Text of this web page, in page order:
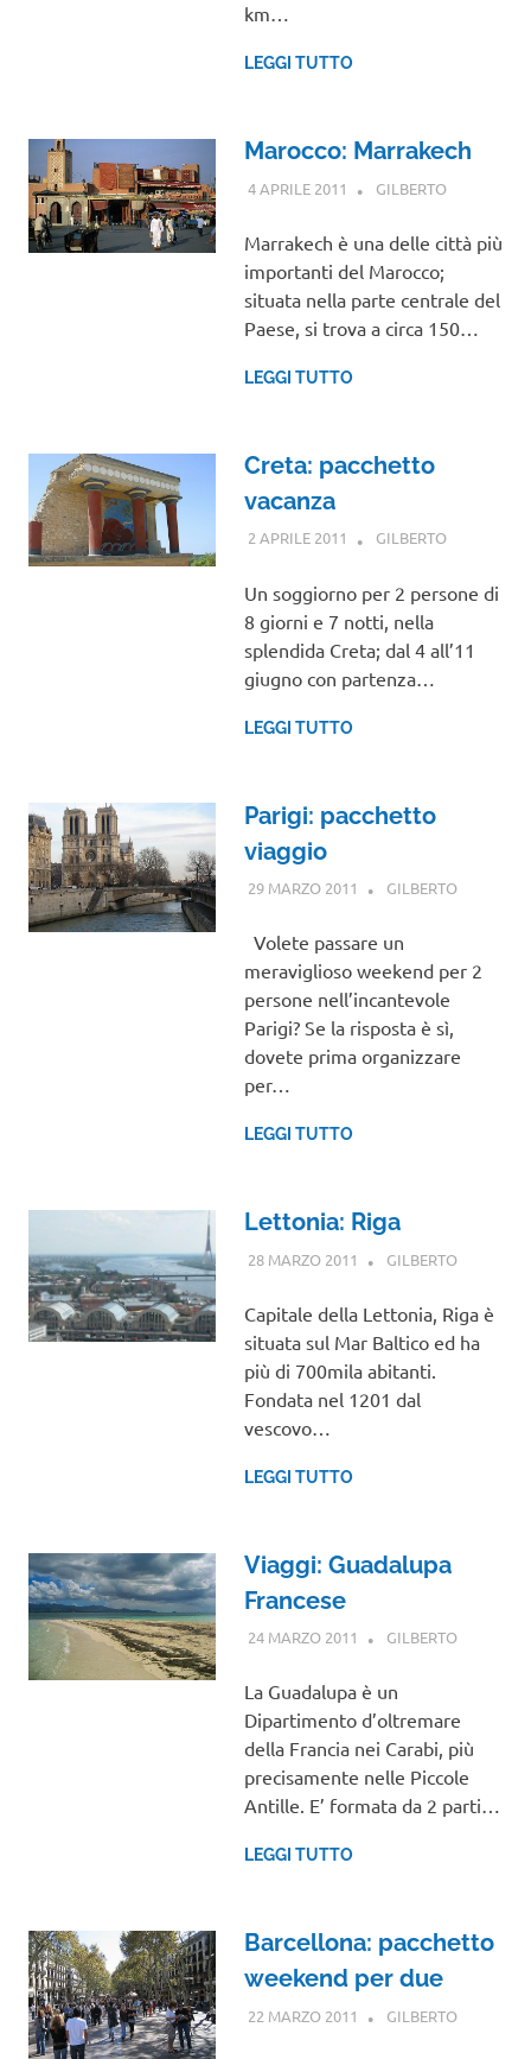
km…
LEGGI TUTTO
Marocco: Marrakech
4 APRILE 2011 GILBERTOAFRICA
MONDO
Marrakech è una delle città più
importanti del Marocco;
situata nella parte centrale del
Paese, si trova a circa 150…
LEGGI TUTTO
Creta: pacchetto
vacanza
2 APRILE 2011 GILBERTOGUIDE
Un soggiorno per 2 persone di
8 giorni e 7 notti, nella
splendida Creta; dal 4 all’11
giugno con partenza…
LEGGI TUTTO
Parigi: pacchetto
viaggio
29 MARZO 2011 GILBERTOGUIDE
Volete passare un
meraviglioso weekend per 2
persone nell’incantevole
Parigi? Se la risposta è sì,
dovete prima organizzare
per…
LEGGI TUTTO
Lettonia: Riga
28 MARZO 2011 GILBERTOEUROPA
NEL
MONDO
Capitale della Lettonia, Riga è
situata sul Mar Baltico ed ha
più di 700mila abitanti.
Fondata nel 1201 dal
vescovo…
LEGGI TUTTO
Viaggi: Guadalupa
Francese
24 MARZO 2011 GILBERTOCENTRO E
NEL
MONDO
La Guadalupa è un
Dipartimento d’oltremare
della Francia nei Carabi, più
precisamente nelle Piccole
Antille. E’ formata da 2 parti…
LEGGI TUTTO
Barcellona: pacchetto
weekend per due
22 MARZO 2011 GILBERTOGUIDE